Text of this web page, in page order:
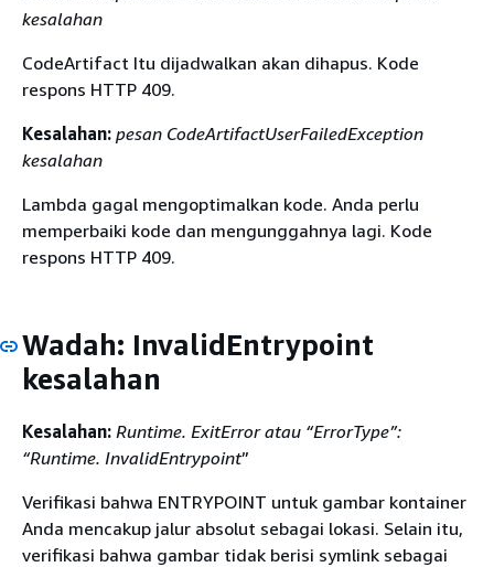
kesalahan
CodeArtifact Itu dijadwalkan akan dihapus. Kode
respons HTTP 409.
Kesalahan: pesan CodeArtifactUserFailedException
kesalahan
Lambda gagal mengoptimalkan kode. Anda perlu
memperbaiki kode dan mengunggahnya lagi. Kode
respons HTTP 409.
Wadah: InvalidEntrypoint
kesalahan
Kesalahan: Runtime. ExitError atau “ErrorType”:
“Runtime. InvalidEntrypoint”
Verifikasi bahwa ENTRYPOINT untuk gambar kontainer
Anda mencakup jalur absolut sebagai lokasi. Selain itu,
verifikasi bahwa gambar tidak berisi symlink sebagai